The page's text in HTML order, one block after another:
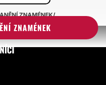
ZNAMÉNEK
ZNAMÉNEK